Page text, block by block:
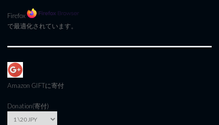
Firefox
で最適化されています。
Amazon GIFTに寄付
Donation(寄付)